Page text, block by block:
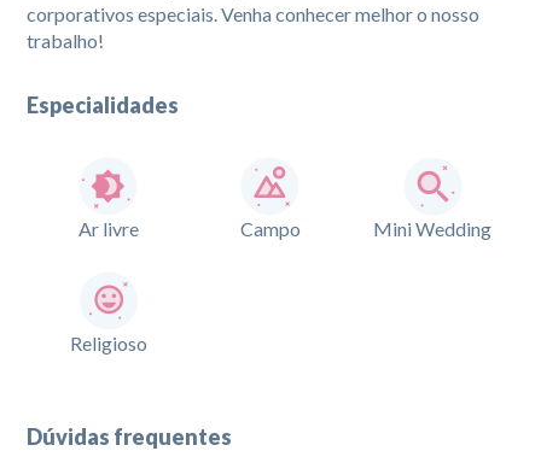
corporativos especiais. Venha conhecer melhor o nosso
trabalho!
Especialidades
Ar livre Campo Mini Wedding
Religioso
Dúvidas frequentes